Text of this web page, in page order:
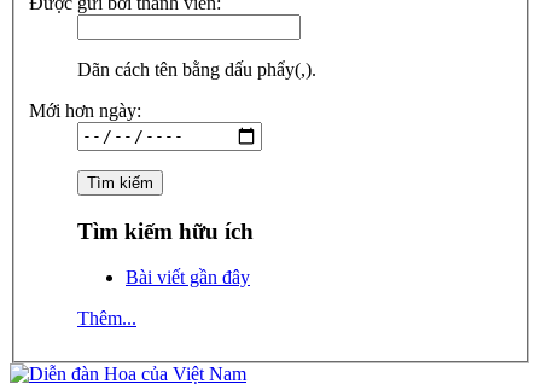
Dãn cách tên bằng dấu phẩy(,).
Mới hơn ngày:
Tìm kiếm hữu ích
Bài viết gần đây
Thêm...